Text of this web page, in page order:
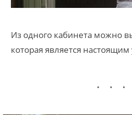
Из одного кабинета можно
которая является